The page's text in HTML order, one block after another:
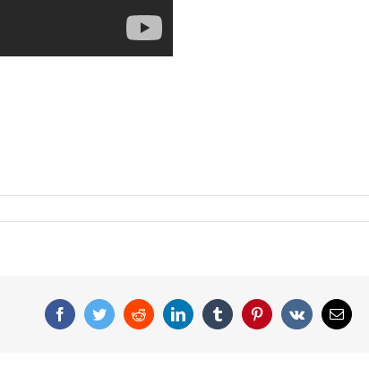
FacebookTwitterRedditLinkedInTumblrPinterestVk
Correo